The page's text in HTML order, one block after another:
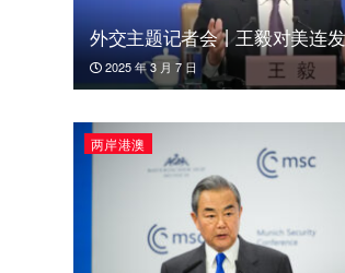
外交主题记者会丨王毅对美连
2025 年 3 月 7 日
两岸港澳